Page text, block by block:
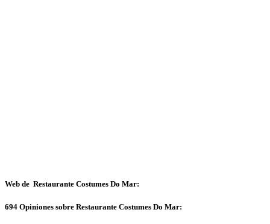
Web de Restaurante Costumes Do Mar:
694 Opiniones sobre Restaurante Costumes Do Mar: